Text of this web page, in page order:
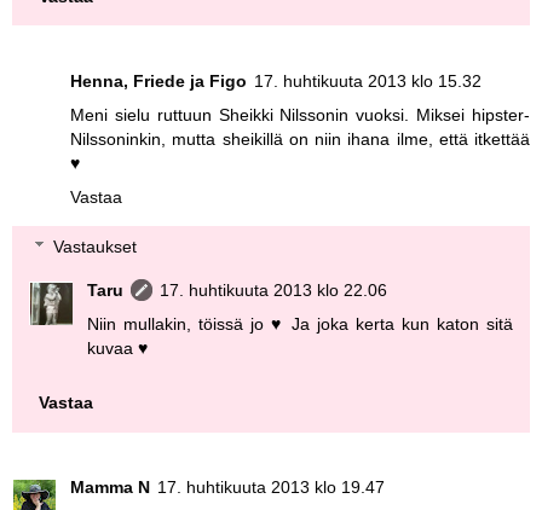
Henna, Friede ja Figo 17. huhtikuuta 2013 klo 15.32
Meni sielu ruttuun Sheikki Nilssonin vuoksi. Miksei hipster-
Nilssoninkin, mutta sheikillä on niin ihana ilme, että itkettää
♥
Vastaa
Vastaukset
Taru
17. huhtikuuta 2013 klo 22.06
Niin mullakin, töissä jo ♥ Ja joka kerta kun katon sitä
kuvaa ♥
Vastaa
Mamma N 17. huhtikuuta 2013 klo 19.47